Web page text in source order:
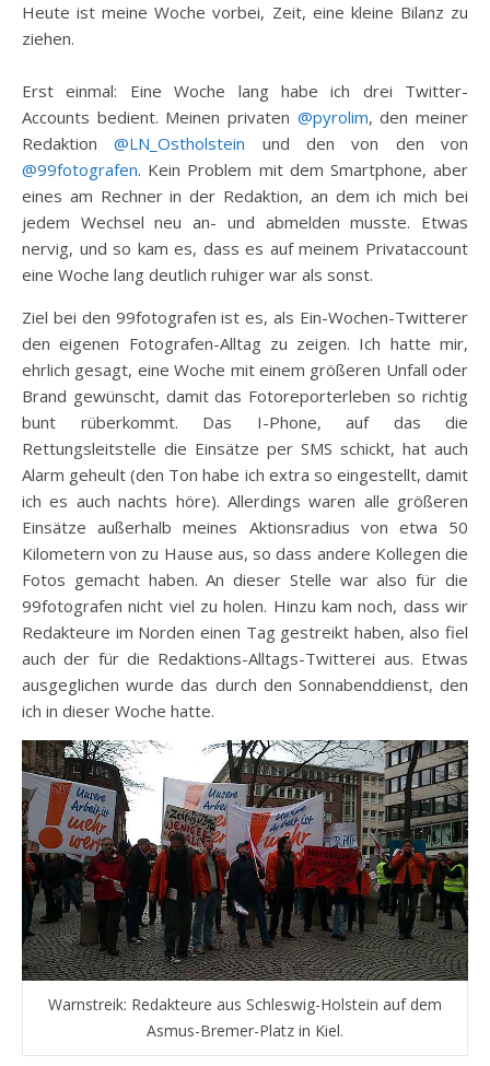
Heute ist meine Woche vorbei, Zeit, eine kleine Bilanz zu
ziehen.
Erst einmal: Eine Woche lang habe ich drei Twitter-
Accounts bedient. Meinen privaten @pyrolim, den meiner
Redaktion@LN_Ostholstein und den von den von
@99fotografen. Kein Problem mit dem Smartphone, aber
eines am Rechner in der Redaktion, an dem ich mich bei
jedem Wechsel neu an- und abmelden musste. Etwas
nervig, und so kam es, dass es auf meinem Privataccount
eine Woche lang deutlich ruhiger war als sonst.
Ziel bei den 99fotografen ist es, als Ein-Wochen-Twitterer
den eigenen Fotografen-Alltag zu zeigen. Ich hatte mir,
ehrlich gesagt, eine Woche mit einem größeren Unfall oder
Brand gewünscht, damit das Fotoreporterleben so richtig
bunt rüberkommt. Das I-Phone, auf das die
Rettungsleitstelle die Einsätze per SMS schickt, hat auch
Alarm geheult (den Ton habe ich extra so eingestellt, damit
ich es auch nachts höre). Allerdings waren alle größeren
Einsätze außerhalb meines Aktionsradius von etwa 50
Kilometern von zu Hause aus, so dass andere Kollegen die
Fotos gemacht haben. An dieser Stelle war also für die
99fotografen nicht viel zu holen. Hinzu kam noch, dass wir
Redakteure im Norden einen Tag gestreikt haben, also fiel
auch der für die Redaktions-Alltags-Twitterei aus. Etwas
ausgeglichen wurde das durch den Sonnabenddienst, den
ich in dieser Woche hatte.
Warnstreik: Redakteure aus Schleswig-Holstein auf dem
Asmus-Bremer-Platz in Kiel.